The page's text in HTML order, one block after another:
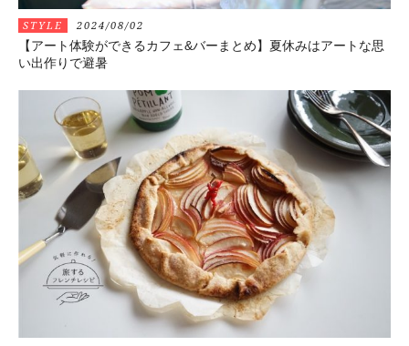
STYLE 2024/08/02
【アート体験ができるカフェ&バーまとめ】夏休みはアートな思
い出作りで避暑